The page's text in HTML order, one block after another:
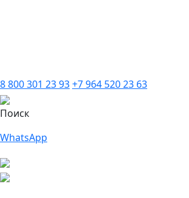
8 800 301 23 93+7 964 520 23 63
Поиск
WhatsApp